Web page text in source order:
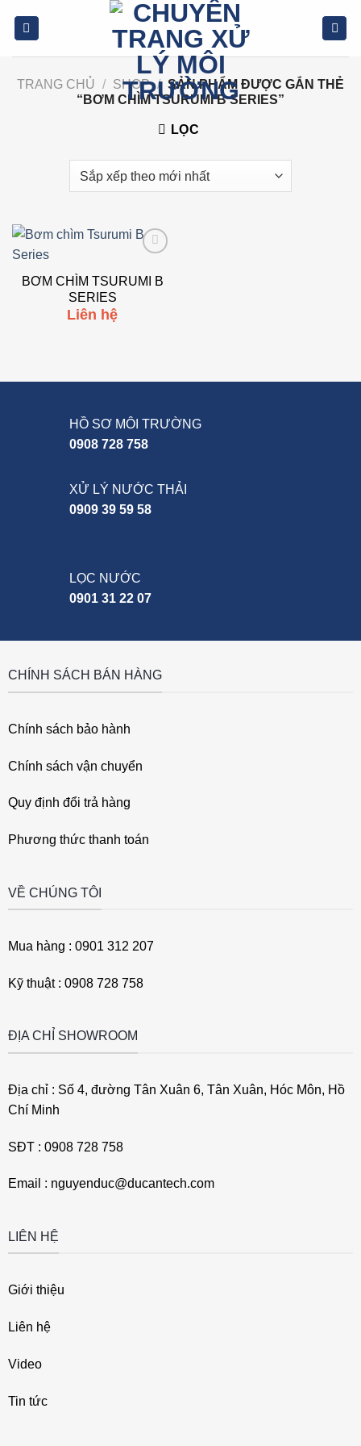
TRANG CHỦ
/ SHOP / SẢN PHẨM ĐƯỢC GẮN THẺ
“BƠM CHÌM TSURUMI B SERIES”
LỌC
wishlist
BƠM CHÌM TSURUMI B
SERIES
Liên hệ
HỒ SƠ MÔI TRƯỜNG
0908 728 758
XỬ LÝ NƯỚC THẢI
0909 39 59 58
LỌC NƯỚC
0901 31 22 07
CHÍNH SÁCH BÁN HÀNG
Chính sách bảo hành
Chính sách vận chuyển
Quy định đổi trả hàng
Phương thức thanh toán
VỀ CHÚNG TÔI
Mua hàng : 0901 312 207
Kỹ thuật : 0908 728 758
ĐỊA CHỈ SHOWROOM
Địa chỉ : Số 4, đường Tân Xuân 6, Tân Xuân, Hóc Môn, Hồ
Chí Minh
SĐT : 0908 728 758
Email : nguyenduc@ducantech.com
LIÊN HỆ
Giới thiệu
Liên hệ
Video
Tin tức